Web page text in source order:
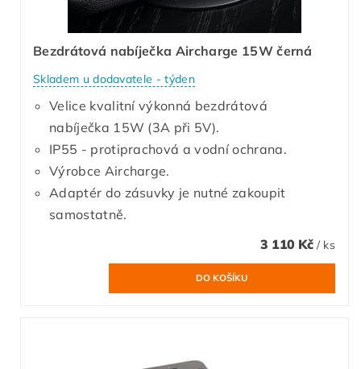
Bezdrátová nabíječka Aircharge 15W černá
Skladem u dodavatele - týden
Velice kvalitní výkonná bezdrátová
nabíječka 15W (3A při 5V).
IP55 - protiprachová a vodní ochrana.
Výrobce Aircharge.
Adaptér do zásuvky je nutné zakoupit
samostatně.
3 110 Kč / ks